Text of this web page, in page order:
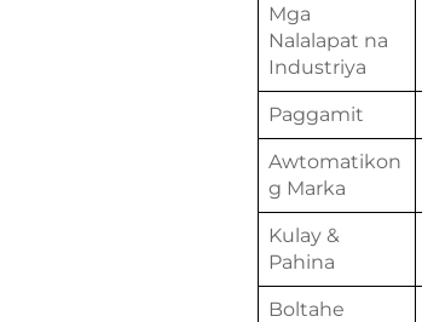
Mga
Nalalapat na
Industriya
Paggamit
Awtomatikon
g Marka
Kulay &
Pahina
Boltahe